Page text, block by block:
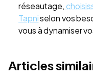
Articles
réseautage,
Tapniselon vos
vous à dynamiser